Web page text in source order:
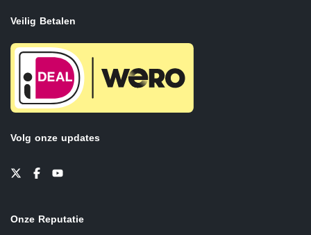
Veilig Betalen
Volg onze updates
Onze Reputatie